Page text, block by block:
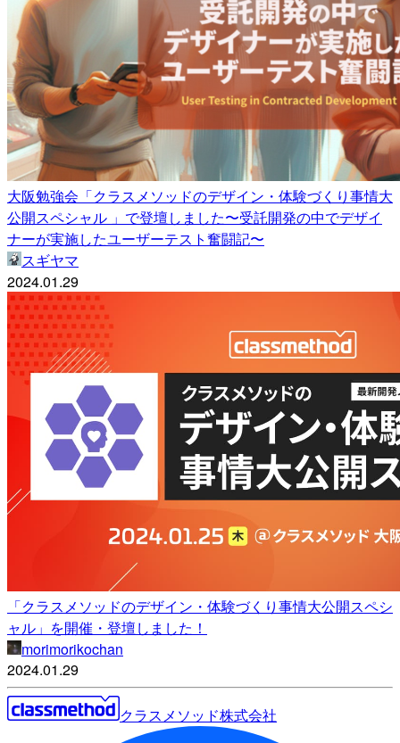
大阪勉強会「クラスメソッドのデザイン・体験づくり事情大
公開スペシャル 」で登壇しました〜受託開発の中でデザイ
ナーが実施したユーザーテスト奮闘記〜
スギヤマ
2024.01.29
「クラスメソッドのデザイン・体験づくり事情大公開スペシ
ャル」を開催・登壇しました！
morimorikochan
2024.01.29
クラスメソッド株式会社